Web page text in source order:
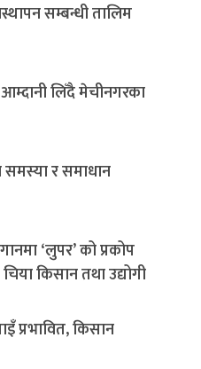
सम्बन्धी तालिम
लिँदै मेचीनगरका
‘लुपर’ को प्रकोप
किसान तथा उद्योगी
प्रभावित, किसान